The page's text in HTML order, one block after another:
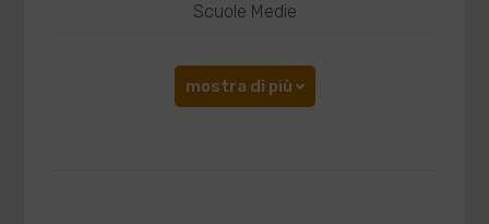
Scuole Medie
mostra di più